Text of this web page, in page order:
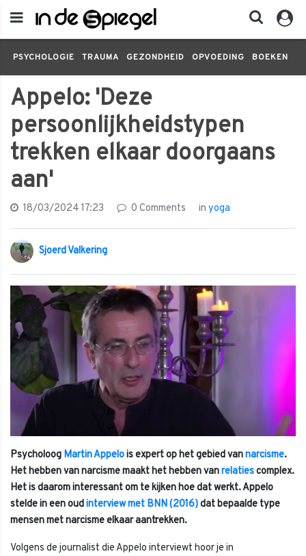
PSYCHOLOGIE TRAUMA GEZONDHEID OPVOEDING BOEKEN
Appelo: 'Deze
persoonlijkheidstypen
trekken elkaar doorgaans
aan'
18/03/2024 17:23 0 Comments in yoga
Sjoerd Valkering
Psycholoog Martin Appelois expert op het gebied vannarcisme.
Het hebben van narcisme maakt het hebben vanrelatiescomplex.
Het is daarom interessant om te kijken hoe dat werkt. Appelo
stelde in een oudinterview met BNN (2016)dat bepaalde type
mensen met narcisme elkaar aantrekken.
Volgens de journalist die Appelo interviewt hoor je in